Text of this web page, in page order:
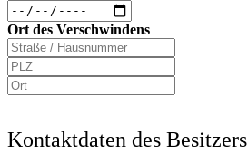
Ort des Verschwindens
Kontaktdaten des Besitzers